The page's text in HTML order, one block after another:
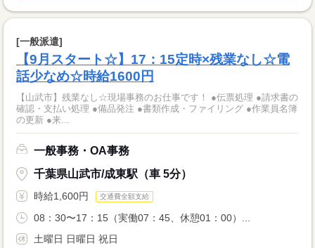
[一般派遣]
【9月スタート☆】17：15定時×残業なし☆電
話少なめ☆時給1600円
【山武市】残業なし☆現場事務のお仕事です！ ●伝票処理 ●請求書の
確認・支払い処理 ●備品発注 ●書類作成・ファイリング ●作業員名簿
の更新 ●来...
一般事務・OA事務
千葉県山武市/成東駅（車 5分）
時給1,600円 交通費全額支給
08：30〜17：15（実働07：45、休憩01：00）...
土曜日 日曜日 祝日